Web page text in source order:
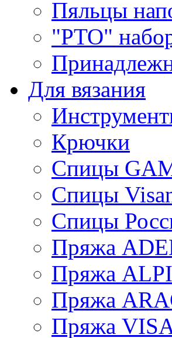
Пяльцы
"РТО"
Для вязания
Крючки
Спицы
Спицы
Спицы
Пряжа
Пряжа
Пряжа
Пряжа